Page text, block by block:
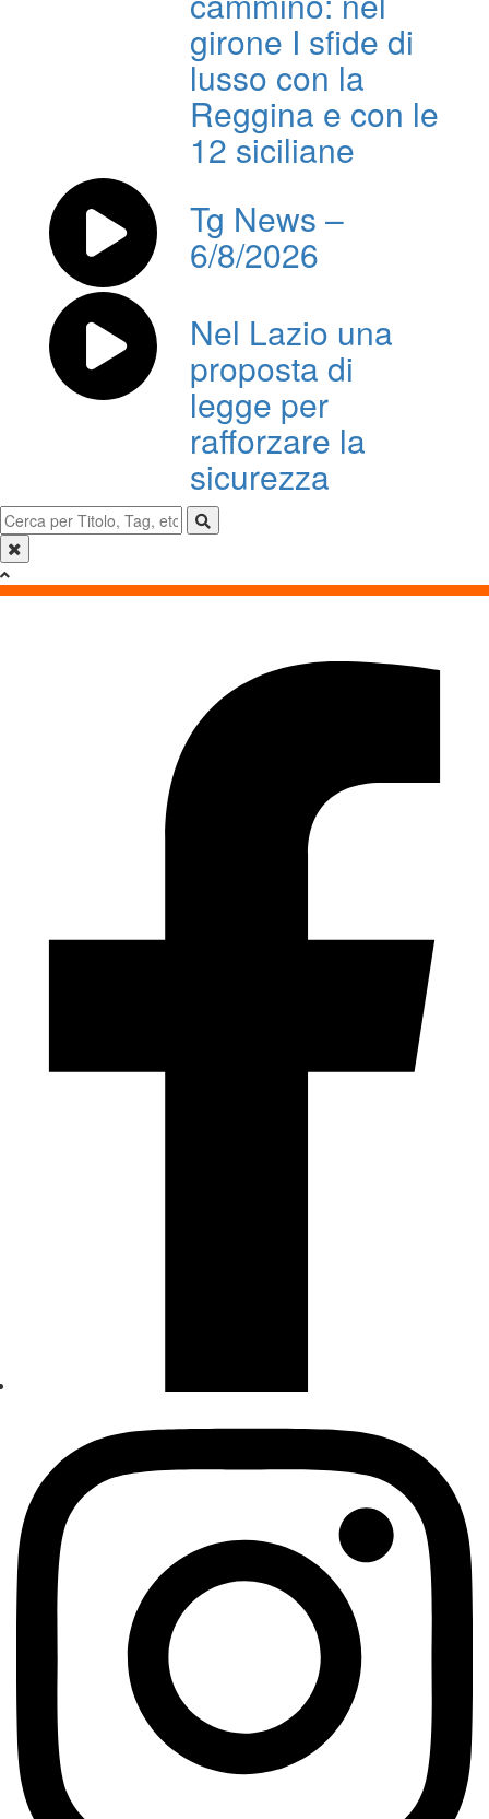
girone I sfide di
lusso con la
Reggina e con le
12 siciliane
Tg News –
6/8/2026
Nel Lazio una
proposta di
legge per
rafforzare la
sicurezza